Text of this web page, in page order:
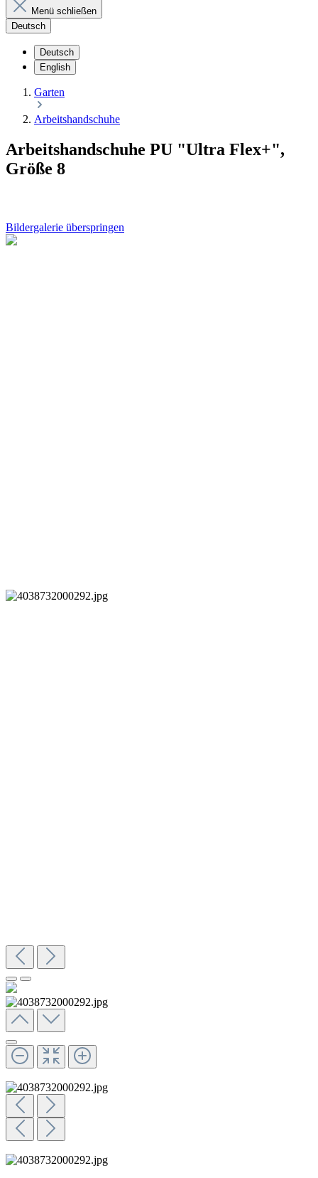
Menü schließen
Deutsch
Deutsch
English
Garten
Arbeitshandschuhe
Arbeitshandschuhe PU "Ultra Flex+",
Größe 8
Bildergalerie überspringen